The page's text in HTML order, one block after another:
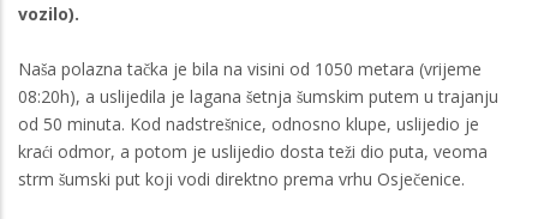
vozilo).
Naša polazna tačka je bila na visini od 1050 metara (vrijeme
08:20h), a uslijedila je lagana šetnja šumskim putem u trajanju
od 50 minuta. Kod nadstrešnice, odnosno klupe, uslijedio je
kraći odmor, a potom je uslijedio dosta teži dio puta, veoma
strm šumski put koji vodi direktno prema vrhu Osječenice.